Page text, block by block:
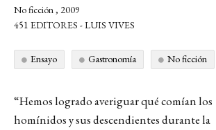
No ficción , 2009
451 EDITORES - LUIS VIVES
Ensayo Gastronomía No ficción
“Hemos logrado averiguar qué comían los
homínidos y sus descendientes durante la